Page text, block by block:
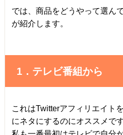
では、商品をどうやって選ん
が紹介します。
1．テレビ番組から
これはTwitterアフィリエイト
にネタにするのにオススメです